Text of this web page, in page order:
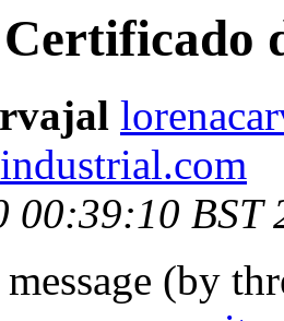
00:39:10 BST
(by